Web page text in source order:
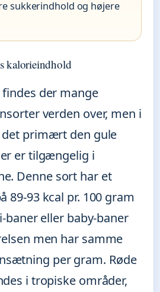
sukkerindhold og højere
kalorieindhold
der mange
verden over, men i
det primært den gule
er tilgængelig i
Denne sort har et
89-93 kcal pr. 100 gram
baner eller baby-baner
men har samme
per gram. Røde
i tropiske områder,